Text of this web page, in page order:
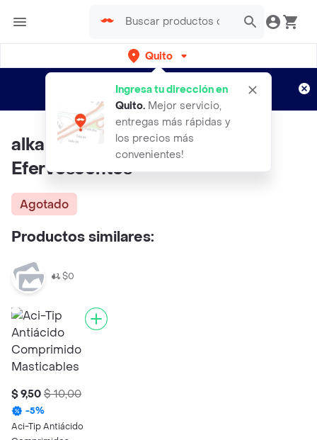
Quito
Ingresa tu dirección en
Quito. Mejor servicio,
entregas más rápidas y
los precios más
convenientes!
envíos gratis por semanas
Aplican TyC
alka Seltzer Boost X2 Tabletas
Efervescentes
Agotado
Productos similares:
$0
$ 9,50 $ 10,00
-5%
Aci-Tip Antiácido